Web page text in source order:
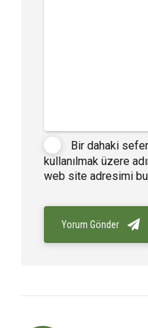
Bir dahaki
kullanılmak üzere
web site adresimi bu
Yorum Gönder